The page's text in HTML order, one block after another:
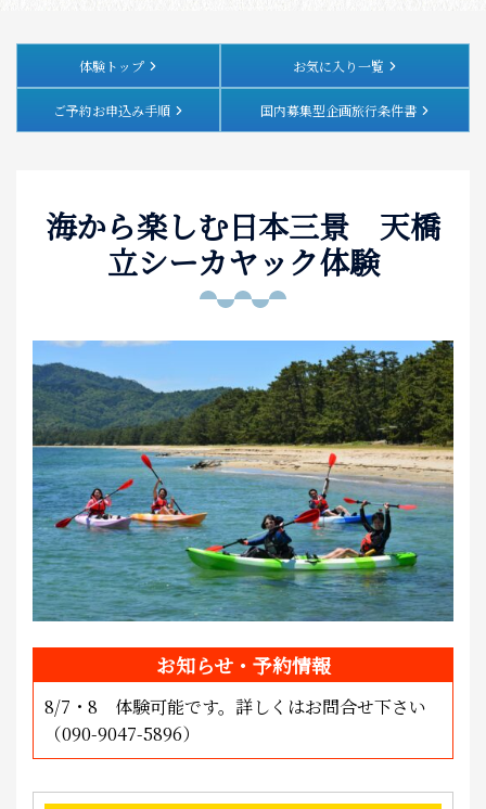
観る・遊ぶ
体験・ツアー
食べる
お土産
アクセス
体験トップ お気に入り一覧
ご予約お申込み手順 国内募集型企画旅行条件書
海から楽しむ日本三景 天橋
立シーカヤック体験
お知らせ・予約情報
8/7・8 体験可能です。詳しくはお問合せ下さい
（090-9047-5896）